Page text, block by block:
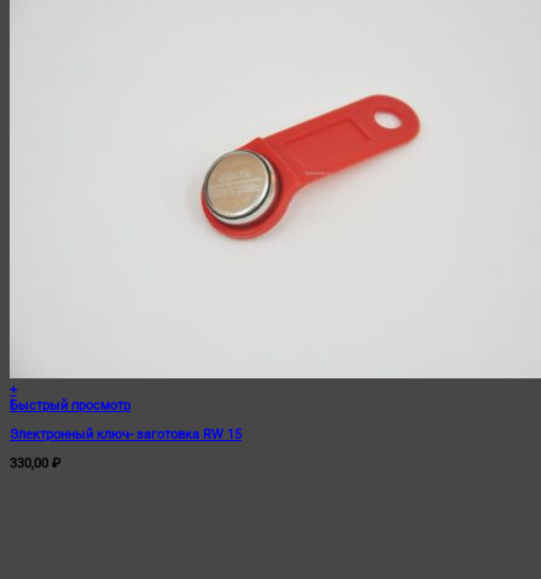
+
Быстрый просмотр
Электронный ключ- заготовка RW 15
330,00 ₽